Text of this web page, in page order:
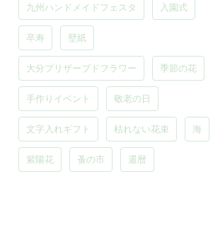
九州ハンドメイドフェスタ 入園式
卒寿 壁紙
大分プリザーブドフラワー 季節の花
手作りイベント 敬老の日
文字入れギフト 枯れない花束 海
紫陽花 蚤の市 還暦